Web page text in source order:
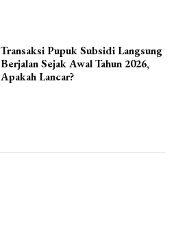
Transaksi Pupuk Subsidi Langsung
Berjalan Sejak Awal Tahun 2026,
Apakah Lancar?